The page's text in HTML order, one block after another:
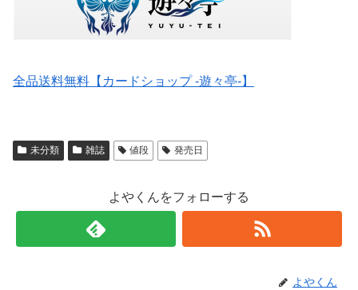
全品送料無料【カードショップ -遊々亭-】
未分類 雑誌 値段 発売日
よやくんをフォローする
よやくん